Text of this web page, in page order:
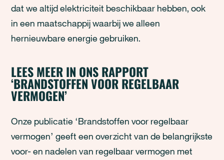
dat we altijd elektriciteit beschikbaar hebben, ook
in een maatschappij waarbij we alleen
hernieuwbare energie gebruiken.
LEES MEER IN ONS RAPPORT
‘BRANDSTOFFEN VOOR REGELBAAR
VERMOGEN’
Onze publicatie ‘Brandstoffen voor regelbaar
vermogen’ geeft een overzicht van de belangrijkste
voor- en nadelen van regelbaar vermogen met